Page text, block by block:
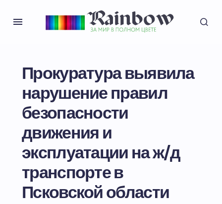
Прокуратура выявила
нарушение правил
безопасности
движения и
эксплуатации на ж/д
транспорте в
Псковской области